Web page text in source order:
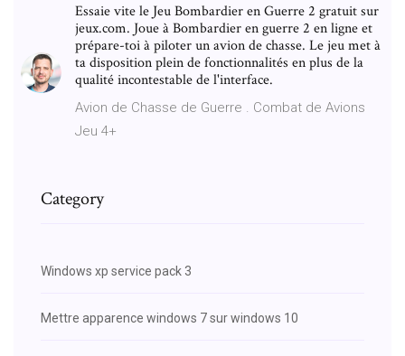
Essaie vite le Jeu Bombardier en Guerre 2 gratuit sur
jeux.com. Joue à Bombardier en guerre 2 en ligne et
prépare-toi à piloter un avion de chasse. Le jeu met à
ta disposition plein de fonctionnalités en plus de la
qualité incontestable de l'interface.
Avion de Chasse de Guerre . Combat de Avions
Jeu 4+
Category
Windows xp service pack 3
Mettre apparence windows 7 sur windows 10